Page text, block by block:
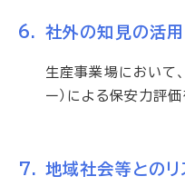
社外の知見の活用
生産事業場において
ー）による保安力評価
地域社会等とのリ